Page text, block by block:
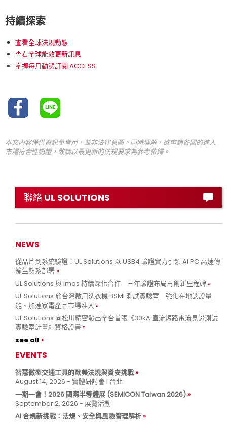
持續探索
查看全球法規動態
查看全球能效更新訊息
掌握每月動態訂閱 ACCESS
本文內容僅供資訊參考用，並非法律意圖。同時理解，欲申請各國的進入
市場符合性認證，敬請以最更新的法規要求為參考依歸。
聯絡 UL SOLUTIONS
NEWS
從晶片到系統驗證：UL Solutions 以 USB4 驗證實力引領 AI PC 高速傳
輸生態系部署
UL Solutions 與 imos 持續深化合作 三年驗證布局再創新里程碑
UL Solutions 於台灣啟用洗衣機 BSMI 測試實驗室 強化在地認證量
能、加速家電產品市場准入
UL Solutions 向松川精密發出全台首張《30kA 直流短路電流見證測試
實驗室計畫》資格證書
see all
EVENTS
智慧微型交通工具的歐美法規與資安挑戰
August 14, 2026 - 實體研討會 | 台北
一期一會！2026 國際半導體展 (SEMICON Taiwan 2026)
September 2, 2026 - 展覽活動
AI 合規新挑戰：法規、安全與風險管理解析